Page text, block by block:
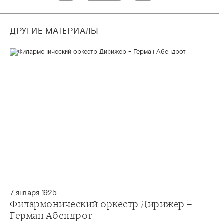
ДРУГИЕ МАТЕРИАЛЫ
7 января 1925
Филармонический оркестр Дирижер –
Герман Абендрот